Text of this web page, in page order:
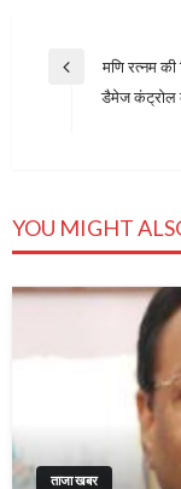
Post
navigation
Previous
मणि रत्‍नम की
डैमेज कंट्रोल
YOU MIGHT
ताजा खबर